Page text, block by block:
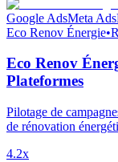
Google AdsMeta Ads
Eco Renov Énergie•
Eco Renov
Plateformes
Pilotage de
de rénovation
4.2x